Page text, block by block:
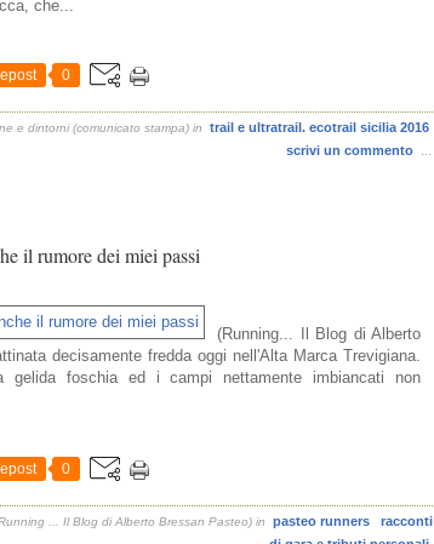
che...
0
e dintorni (comunicato stampa) in
trail e ultratrail. ecotrail sicilia 2016
scrivi un commento
il rumore dei miei passi
(Running... Il Blog di Alberto
decisamente fredda oggi nell'Alta Marca Trevigiana.
gelida foschia ed i campi nettamente imbiancati non
0
... Il Blog di Alberto Bressan Pasteo) in pasteo runners
racconti